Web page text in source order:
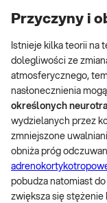
Przyczyny i
Istnieje kilka teorii na
dolegliwości ze
atmosferycznego,
nasłonecznienia
określonych
wydzielanych przez
zmniejszone
obniża próg
pobudza natomiast
zwiększa się stężenie